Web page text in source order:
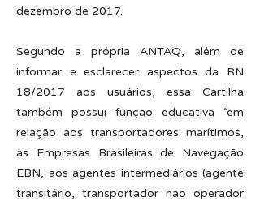
dezembro de 2017.
Segundo a própria ANTAQ, além de
informar e esclarecer aspectos da RN
18/2017 aos usuários, essa Cartilha
também possui função educativa “em
relação aos transportadores marítimos,
às Empresas Brasileiras de Navegação
EBN, aos agentes intermediários (agente
transitário, transportador não operador